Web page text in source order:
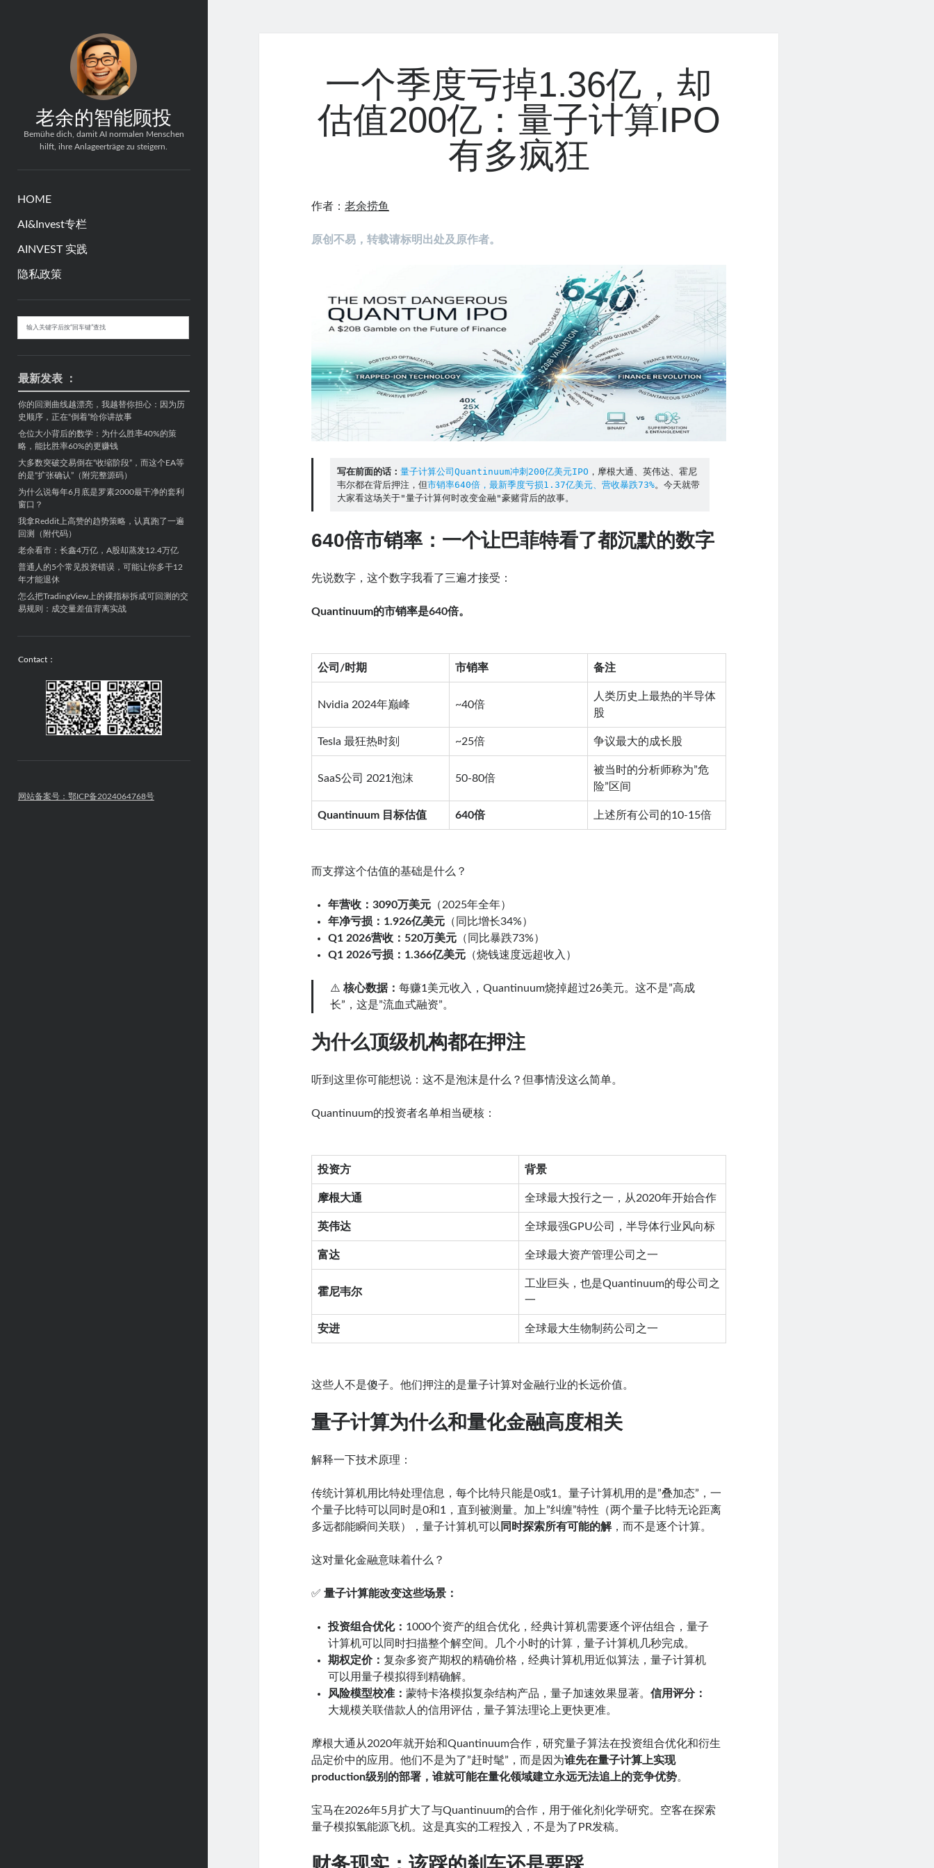
老余的智能顾投
Bemühe dich, damit AI normalen Menschen
hilft, ihre Anlageerträge zu steigern.
HOME
AI&Invest专栏
AINVEST 实践
隐私政策
Sidebar
最新发表 ：
你的回测曲线越漂亮，我越替你担心：因为历
史顺序，正在“倒着”给你讲故事
仓位大小背后的数学：为什么胜率40%的策
略，能比胜率60%的更赚钱
大多数突破交易倒在“收缩阶段”，而这个EA等
的是“扩张确认”（附完整源码）
为什么说每年6月底是罗素2000最干净的套利
窗口？
我拿Reddit上高赞的趋势策略，认真跑了一遍
回测（附代码）
老余看市：长鑫4万亿，A股却蒸发12.4万亿
普通人的5个常见投资错误，可能让你多干12
年才能退休
怎么把TradingView上的裸指标拆成可回测的交
易规则：成交量差值背离实战
Contact：
网站备案号：鄂ICP备2024064768号
一个季度亏掉1.36亿，却
估值200亿：量子计算IPO
有多疯狂
作者：老余捞鱼
原创不易，转载请标明出处及原作者。
写在前面的话： 量子计算公司Quantinuum冲刺200亿美元IPO ，摩根大通、英伟达、霍尼
韦尔都在背后押注，但市销率640倍，最新季度亏损1.37亿美元、营收暴跌73%。今天就带
大家看这场关于"量子计算何时改变金融"豪赌背后的故事。
640倍市销率：一个让巴菲特看了都沉默的数字
先说数字，这个数字我看了三遍才接受：
Quantinuum的市销率是640倍。
公司/时期 市销率 备注
Nvidia 2024年巅峰 ~40倍
人类历史上最热的半导体
股
Tesla 最狂热时刻 ~25倍 争议最大的成长股
SaaS公司 2021泡沫 50-80倍
被当时的分析师称为”危
险”区间
Quantinuum 目标估值 640倍 上述所有公司的10-15倍
而支撑这个估值的基础是什么？
年营收：3090万美元 （2025年全年）
年净亏损：1.926亿美元 （同比增长34%）
Q1 2026营收：520万美元 （同比暴跌73%）
Q1 2026亏损：1.366亿美元 （烧钱速度远超收入）
⚠️核心数据：每赚1美元收入，Quantinuum烧掉超过26美元。这不是”高成
长”，这是”流血式融资”。
为什么顶级机构都在押注
听到这里你可能想说：这不是泡沫是什么？但事情没这么简单。
Quantinuum的投资者名单相当硬核：
投资方 背景
摩根大通 全球最大投行之一，从2020年开始合作
英伟达 全球最强GPU公司，半导体行业风向标
富达 全球最大资产管理公司之一
霍尼韦尔
工业巨头，也是Quantinuum的母公司之
一
安进 全球最大生物制药公司之一
这些人不是傻子。他们押注的是量子计算对金融行业的长远价值。
量子计算为什么和量化金融高度相关
解释一下技术原理：
传统计算机用比特处理信息，每个比特只能是0或1。量子计算机用的是”叠加态”，一
个量子比特可以同时是0和1，直到被测量。加上”纠缠”特性（两个量子比特无论距离
多远都能瞬间关联），量子计算机可以 同时探索所有可能的解，而不是逐个计算。
这对量化金融意味着什么？
✅量子计算能改变这些场景：
投资组合优化： 1000个资产的组合优化，经典计算机需要逐个评估组合，量子
计算机可以同时扫描整个解空间。几个小时的计算，量子计算机几秒完成。
期权定价：复杂多资产期权的精确价格，经典计算机用近似算法，量子计算机
可以用量子模拟得到精确解。
风险模型校准： 蒙特卡洛模拟复杂结构产品，量子加速效果显著。信用评分：
大规模关联借款人的信用评估，量子算法理论上更快更准。
摩根大通从2020年就开始和Quantinuum合作，研究量子算法在投资组合优化和衍生
品定价中的应用。他们不是为了”赶时髦”，而是因为谁先在量子计算上实现
production级别的部署，谁就可能在量化领域建立永远无法追上的竞争优势。
宝马在2026年5月扩大了与Quantinuum的合作，用于催化剂化学研究。空客在探索
量子模拟氢能源飞机。这是真实的工程投入，不是为了PR发稿。